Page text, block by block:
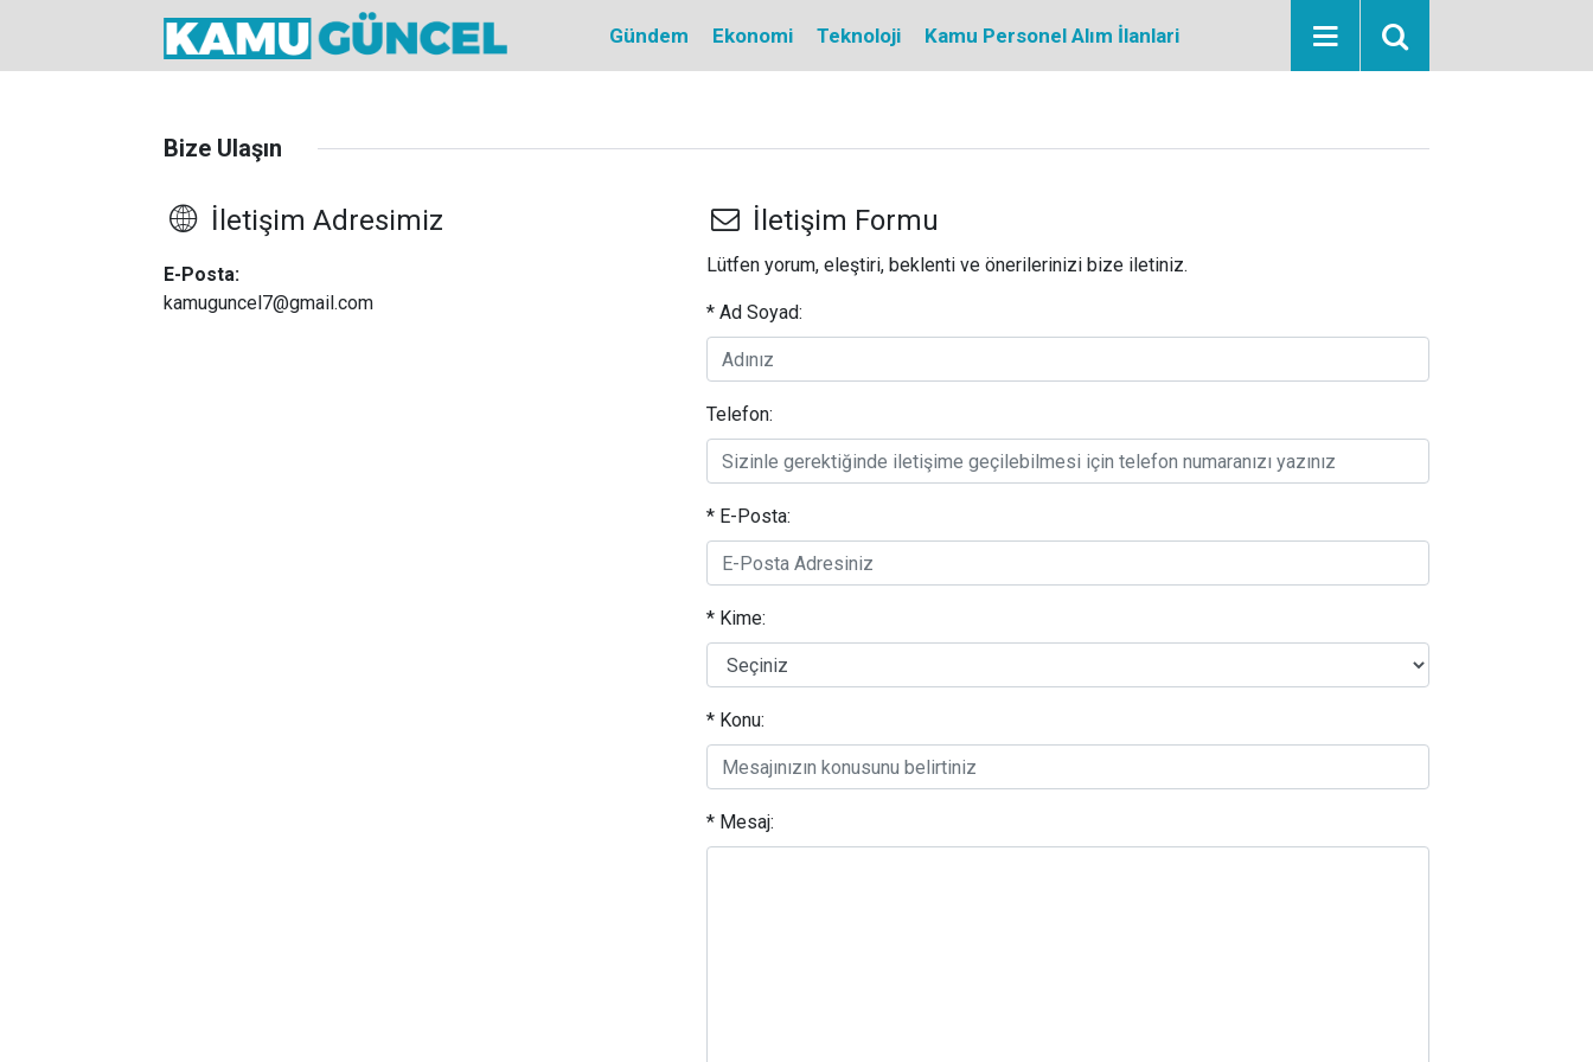
Gündem Ekonomi Teknoloji Kamu Personel Alım İlanlari
Bize Ulaşın
İletişim Adresimiz
E-Posta:
kamuguncel7@gmail.com
İletişim Formu
Lütfen yorum, eleştiri, beklenti ve önerilerinizi bize iletiniz.
* Ad Soyad:
Telefon:
* E-Posta:
* Kime:
* Konu:
* Mesaj: